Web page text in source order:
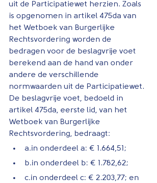
uit de Participatiewet herzien. Zoals
is opgenomen in artikel 475da van
het Wetboek van Burgerlijke
Rechtsvordering worden de
bedragen voor de beslagvrije voet
berekend aan de hand van onder
andere de verschillende
normwaarden uit de Participatiewet.
De beslagvrije voet, bedoeld in
artikel 475da, eerste lid, van het
Wetboek van Burgerlijke
Rechtsvordering, bedraagt:
a.in onderdeel a: € 1.664,51;
b.in onderdeel b: € 1.782,62;
c.in onderdeel c: € 2.203,77; en